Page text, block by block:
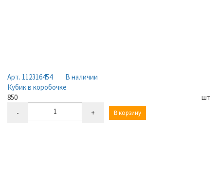
Арт. 112316454
В наличии
Кубик в коробочке
850
шт
-
+ В корзину